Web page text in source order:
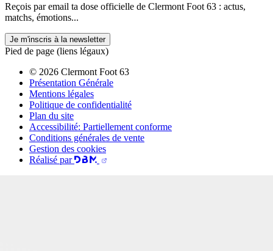
Reçois par email ta dose officielle de Clermont Foot 63 : actus,
matchs, émotions...
Je m'inscris à la newsletter
Pied de page (liens légaux)
© 2026 Clermont Foot 63
Présentation Générale
Mentions légales
Politique de confidentialité
Plan du site
Accessibilité: Partiellement conforme
Conditions générales de vente
Gestion des cookies
Réalisé par